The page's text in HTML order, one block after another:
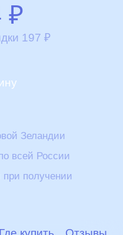
₽
197 ₽
Зеландии
всей России
получении